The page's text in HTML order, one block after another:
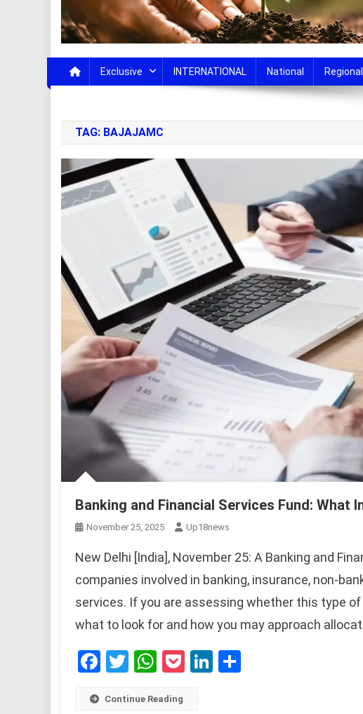
Exclusive INTERNATIONAL National Regional
TAG: BAJAJAMC
Banking and Financial Services Fund: What
November 25, 2025 Up18news
New Delhi [India], November 25: A Banking and
companies involved in banking, insurance, non-
services. If you are assessing whether this type
what to look for and how you may approach
Facebook
Twitter
WhatsApp
PocketLinkedIn
Continue Reading